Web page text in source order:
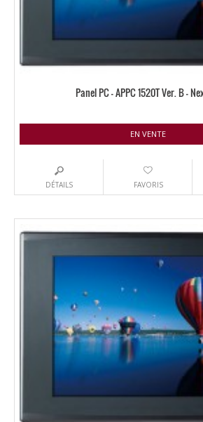
Panel PC – APPC 1520T Ver. B –
EN VENTE
DÉTAILS FAVORIS